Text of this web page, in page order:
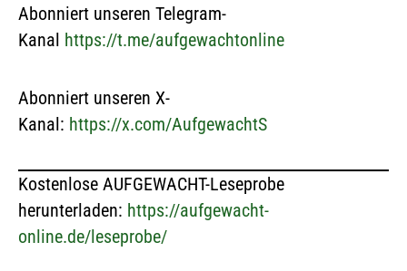
Abonniert unseren Telegram-
Kanal https://t.me/aufgewachtonline
Abonniert unseren X-
Kanal: https://x.com/AufgewachtS
Kostenlose AUFGEWACHT-Leseprobe
herunterladen: https://aufgewacht-
online.de/leseprobe/